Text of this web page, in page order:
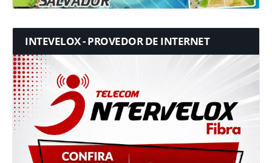
INTEVELOX - PROVEDOR DE INTERNET